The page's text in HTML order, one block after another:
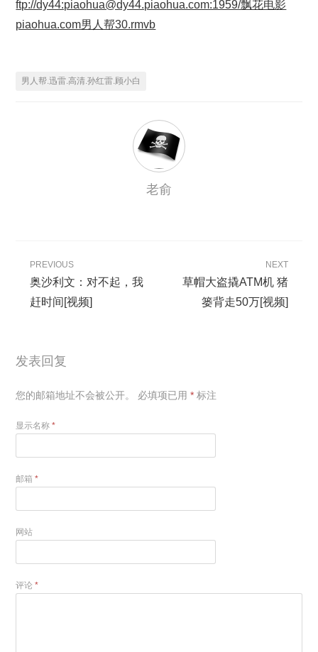
ftp://dy44:piaohua@dy44.piaohua.com:1959/飘花电影
piaohua.com男人帮30.rmvb
男人帮.迅雷.高清.孙红雷.顾小白
老俞
PREVIOUS
奥沙利文：对不起，我
赶时间[视频]
NEXT
草帽大盗撬ATM机 猪
篓背走50万[视频]
发表回复
您的邮箱地址不会被公开。 必填项已用* 标注
显示名称*
邮箱*
网站
评论*